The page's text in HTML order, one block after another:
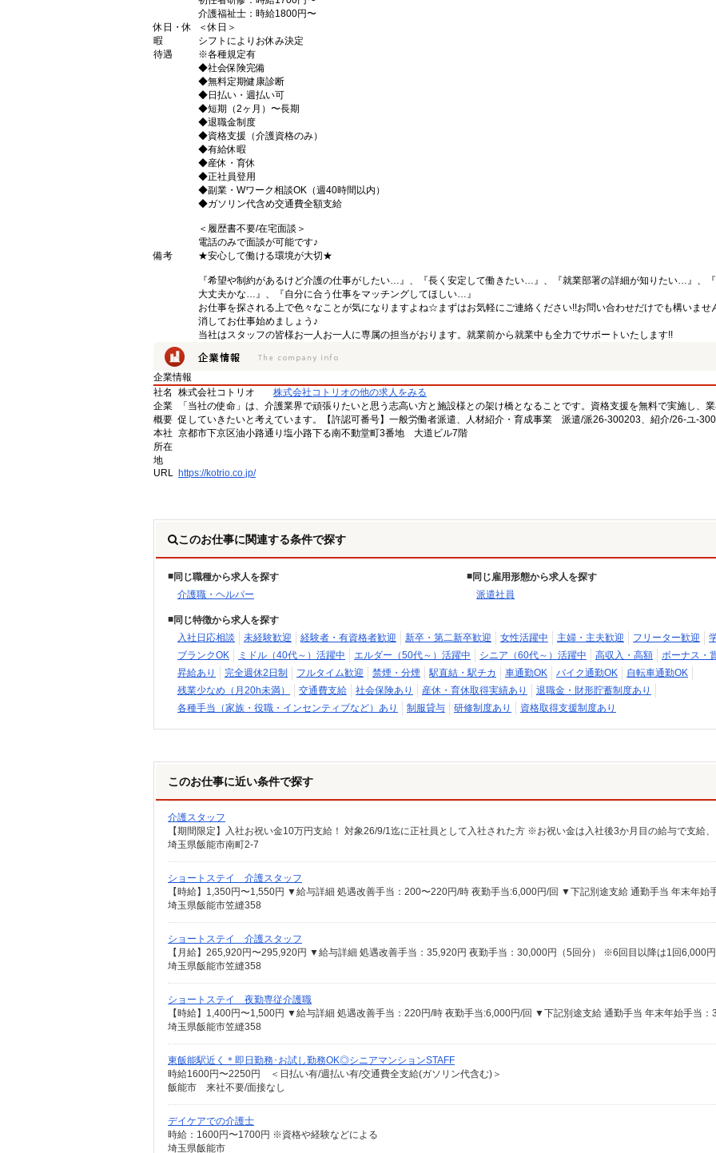
介護福祉士：時給1800円〜
休日・休
暇
＜休日＞
シフトによりお休み決定
待遇
※各種規定有
◆社会保険完備
◆無料定期健康診断
◆日払い・週払い可
◆短期（2ヶ月）〜長期
◆退職金制度
◆資格支援（介護資格のみ）
◆有給休暇
◆産休・育休
◆正社員登用
◆副業・Wワーク相談OK（週40時間以内）
◆ガソリン代含め交通費全額支給
＜履歴書不要/在宅面談＞
電話のみで面談が可能です♪
備考
★安心して働ける環境が大切★
『希望や制約があるけど介護の仕事がしたい…』、『長く安定して働きたい…』、『就業部署の詳細が知りたい…』、
大丈夫かな…』、『自分に合う仕事をマッチングしてほしい…』
お仕事を探される上で色々なことが気になりますよね☆まずはお気軽にご連絡ください!!お問い合わせだけでも構いませ
消してお仕事始めましょう♪
当社はスタッフの皆様お一人お一人に専属の担当がおります。就業前から就業中も全力でサポートいたします!!
企業情報
社名
株式会社コトリオ
株式会社コトリオの他の求人をみる
企業
概要
「当社の使命」は、介護業界で頑張りたいと思う志高い方と施設様との架け橋となることです。資格支援を無料で実施し、
促していきたいと考えています。【許認可番号】一般労働者派遣、人材紹介・育成事業 派遣/派26-300203、紹介/26-ユ-
本社
所在
地
京都市下京区油小路通り塩小路下る南不動堂町3番地 大道ビル7階
URL https://kotrio.co.jp/
このお仕事に関連する条件で探す
同じ職種から求人を探す
介護職・ヘルパー
同じ雇用形態から求人を探す
派遣社員
同じ特徴から求人を探す
入社日応相談
未経験歓迎 経験者・有資格者歓迎 新卒・第二新卒歓迎 女性活躍中 主婦・主夫歓迎 フリーター歓迎
ブランクOK
ミドル（40代～）活躍中 エルダー（50代～）活躍中 シニア（60代～）活躍中 高収入・高額
ボーナス・
昇給あり
完全週休2日制 フルタイム歓迎 禁煙・分煙 駅直結・駅チカ 車通勤OK バイク通勤OK
自転車通勤OK
残業少なめ（月20h未満）
交通費支給 社会保険あり 産休・育休取得実績あり
退職金・財形貯蓄制度あり
各種手当（家族・役職・インセンティブなど）あり
制服貸与 研修制度あり 資格取得支援制度あり
このお仕事に近い条件で探す
介護スタッフ
埼玉県飯能市南町2-7
ショートステイ 介護スタッフ
埼玉県飯能市笠縫358
ショートステイ 介護スタッフ
埼玉県飯能市笠縫358
ショートステイ 夜勤専従介護職
埼玉県飯能市笠縫358
東飯能駅近く＊即日勤務･お試し勤務OK◎シニアマンションSTAFF
時給1600円〜2250円 ＜日払い有/週払い有/交通費全支給(ガソリン代含む)＞
飯能市 来社不要/面接なし
デイケアでの介護士
時給：1600円〜1700円 ※資格や経験などによる
埼玉県飯能市